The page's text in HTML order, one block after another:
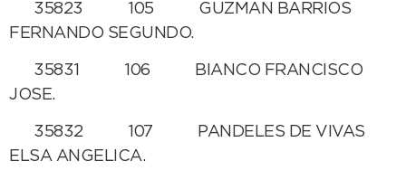
35823 105 GUZMAN BARRIOS
FERNANDO SEGUNDO.
35831 106 BIANCO FRANCISCO
JOSE.
35832 107 PANDELES DE VIVAS
ELSA ANGELICA.